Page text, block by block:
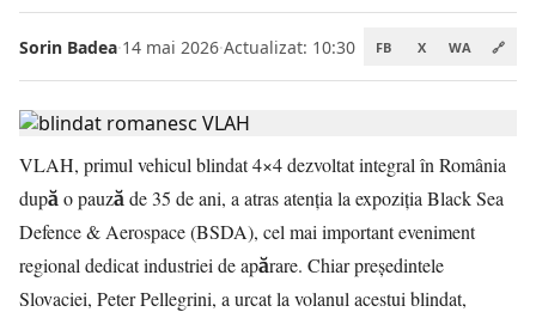
Sorin Badea·14 mai 2026·Actualizat: 10:30 FB X WA 🔗
VLAH, primul vehicul blindat 4×4 dezvoltat integral în România
după o pauză de 35 de ani, a atras atenția la expoziția Black Sea
Defence & Aerospace (BSDA), cel mai important eveniment
regional dedicat industriei de apărare. Chiar președintele
Slovaciei, Peter Pellegrini, a urcat la volanul acestui blindat,